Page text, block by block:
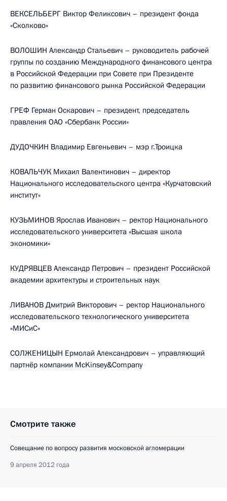
ВЕКСЕЛЬБЕРГ Виктор Феликсович – президент фонда
«Сколково»
ВОЛОШИН Александр Стальевич – руководитель рабочей
группы по созданию Международного финансового центра
в Российской Федерации при Совете при Президенте
по развитию финансового рынка Российской Федерации
ГРЕФ Герман Оскарович – президент, председатель
правления ОАО «Сбербанк России»
ДУДОЧКИН Владимир Евгеньевич – мэр г.Троицка
КОВАЛЬЧУК Михаил Валентинович – директор
Национального исследовательского центра «Курчатовский
институт»
КУЗЬМИНОВ Ярослав Иванович – ректор Национального
исследовательского университета «Высшая школа
экономики»
КУДРЯВЦЕВ Александр Петрович – президент Российской
академии архитектуры и строительных наук
ЛИВАНОВ Дмитрий Викторович – ректор Национального
исследовательского технологического университета
«МИСиС»
СОЛЖЕНИЦЫН Ермолай Александрович – управляющий
партнёр компании McKinsey&Company
Смотрите также
Совещание по вопросу развития московской агломерации
9 апреля 2012 года